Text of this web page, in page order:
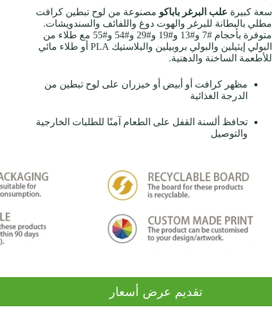
سعة كبيرة علب البرغر باباكو مصنوعة من لوح تبطين كرافت
مطلي بالبطانة للبرغر والهوت دوغ واللفائف والسندويشات.
متوفرة بأحجام #7 و#13 و#19 و#29 و#54 و#55 مع طلاء من
البولي إيثيلين والبولي بروبيلين والبلاستيك PLA أو طلاء مائي
للأطعمة الساخنة والدهنية.
مظهر كرافت أو أبيض أو خيزران على لوح تبطين من
الدرجة الغذائية
تحافظ ألسنة القفل على الطعام آمنًا للطلبات الخارجية
والتوصيل
تقديم عرض أسعار